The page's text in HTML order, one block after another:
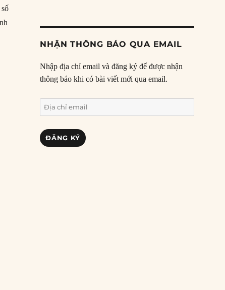
NHẬN THÔNG BÁO QUA EMAIL
Nhập địa chỉ email và đăng ký để được nhận
thông báo khi có bài viết mới qua email.
Địa
chỉ
email
ĐĂNG KÝ